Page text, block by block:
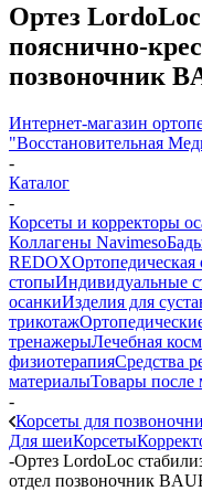
Ортез
пояснично-
позвоночник
Интернет-магазин
"Восстановительная
-
Каталог
-
Корсеты и корректоры
Коллагены Navimeso
REDOXОртопедическая
стопыИндивидуальные
осанкиИзделия для
трикотаж
тренажерыЛечебная
физиотерапияСредства
материалыТовары после
-
Корсеты для
Для шеиКорсеты
-Ортез LordoLoc
отдел позвоночник